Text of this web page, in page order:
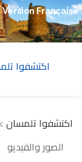
Version Française
اكتشفوا
اكتشفوا تلمسان
الصور والفيديو